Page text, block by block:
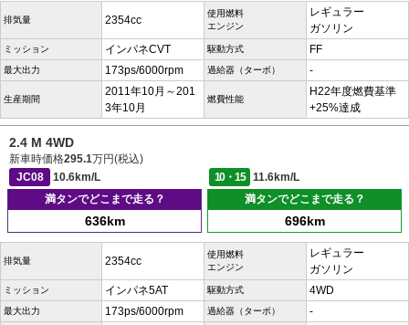
排気量 2354cc
使用燃料
エンジン
レギュラー
ガソリン
ミッション インパネCVT 駆動方式 FF
最大出力 173ps/6000rpm 過給器（ターボ） -
生産期間
2011年10月～201
3年10月
燃費性能
H22年度燃費基準
+25%達成
2.4 M 4WD
新車時価格295.1万円(税込)
JC08
10.6km/L 10・15
11.6km/L
満タンでどこまで走る？
636km
満タンでどこまで走る？
696km
排気量 2354cc
使用燃料
エンジン
レギュラー
ガソリン
ミッション インパネ5AT 駆動方式 4WD
最大出力 173ps/6000rpm 過給器（ターボ） -